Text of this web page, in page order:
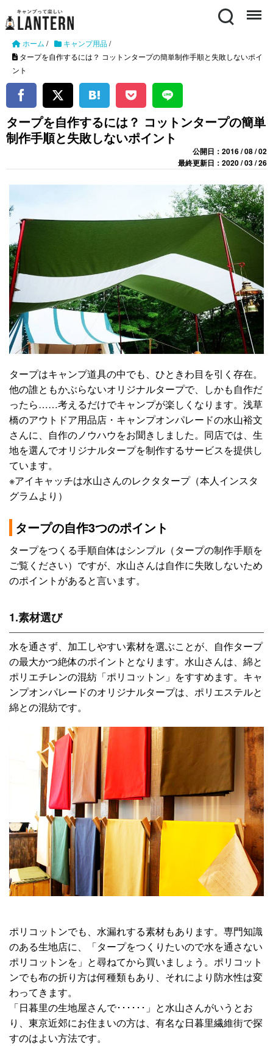
Search Menu
ホーム / キャンプ用品/
タープを自作するには？ コットンタープの簡単制作手順と失敗しないポイ
ント
タープを自作するには？ コットンタープの簡単
制作手順と失敗しないポイント
公開日：2016 / 08 / 02
最終更新日：2020 / 03 / 26
タープはキャンプ道具の中でも、ひときわ目を引く存在。
他の誰ともかぶらないオリジナルタープで、しかも自作だ
ったら……考えるだけでキャンプが楽しくなります。浅草
橋のアウトドア用品店・キャンプオンパレードの水山裕文
さんに、自作のノウハウをお聞きしました。同店では、生
地を選んでオリジナルタープを制作するサービスを提供し
ています。
※アイキャッチは水山さんのレクタタープ（本人インスタ
グラムより）
タープの自作3つのポイント
タープをつくる手順自体はシンプル（タープの制作手順を
ご覧ください）ですが、水山さんは自作に失敗しないため
のポイントがあると言います。
1.素材選び
水を通さず、加工しやすい素材を選ぶことが、自作タープ
の最大かつ絶体のポイントとなります。水山さんは、綿と
ポリエチレンの混紡「ポリコットン」をすすめます。キャ
ンプオンパレードのオリジナルタープは、ポリエステルと
綿との混紡です。
ポリコットンでも、水漏れする素材もあります。専門知識
のある生地店に、「タープをつくりたいので水を通さない
ポリコットンを」と尋ねてから買いましょう。ポリコット
ンでも布の折り方は何種類もあり、それにより防水性は変
わってきます。
「日暮里の生地屋さんで･･････」と水山さんがいうとお
り、東京近郊にお住まいの方は、有名な日暮里繊維街で探
すのはよい方法です。